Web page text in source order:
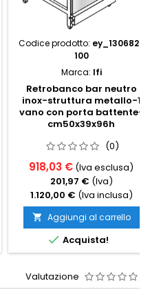
Codice prodotto: ey_130682-
100
Marca: Ifi
Retrobanco bar neutro
inox-struttura metallo-1
vano con porta battente-
cm50x39x96h
(0)
918,03 € (Iva esclusa)
201,97 € (Iva)
1.120,00 € (Iva inclusa)
 Aggiungi al carrello
 Acquista!
Valutazione